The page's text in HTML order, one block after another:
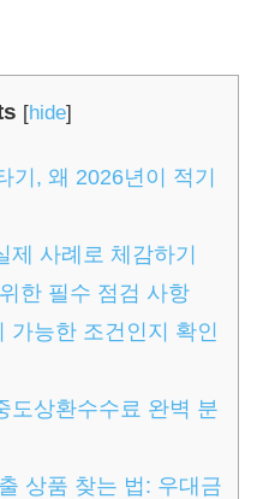
[hide]
기, 왜 2026년이 적기
제 사례로 체감하기
한 필수 점검 사항
가능한 조건인지 확인
도상환수수료 완벽 분
상품 찾는 법: 우대금